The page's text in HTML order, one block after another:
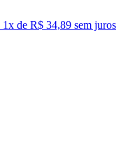
1x de R$ 34,89 sem juros